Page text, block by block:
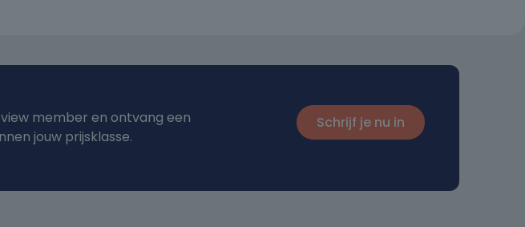
member en ontvang een
jouw prijsklasse.
Schrijf je nu in